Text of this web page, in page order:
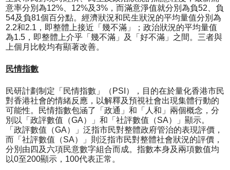
意率分別為12%、12%及3%，而滿意淨值就分別為負52、負
54及負81個百分點。經濟狀況和民生狀況的平均量值分別為
2.2和2.1，即整體上接近「幾不滿」；政治狀況的平均量值
為1.5，即整體上介乎「幾不滿」及「好不滿」之間。三者與
上個月比較均有顯著改善。
民情指數
民研計劃制定「民情指數」（PSI），目的在於量化香港市民
對香港社會的情緒反應，以解釋及預視社會出現集體行動的
可能性。民情指數包涵了「政通」和「人和」兩個概念，分
別以「政評數值（GA）」和「社評數值（SA）」顯示。
「政評數值（GA）」泛指市民對整體政府管治的表現評價，
而「社評數值（SA）」則泛指市民對整體社會狀況的評價，
分別由四及六項民意數字組合而成。指數本身及兩項數值均
以0至200顯示，100代表正常。